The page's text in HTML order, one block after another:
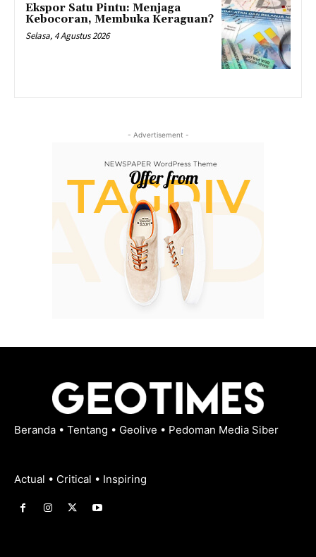
Ekspor Satu Pintu: Menjaga
Kebocoran, Membuka Keraguan?
Selasa, 4 Agustus 2026
- Advertisement -
Beranda • Tentang • Geolive • Pedoman Media Siber
Actual • Critical • Inspiring